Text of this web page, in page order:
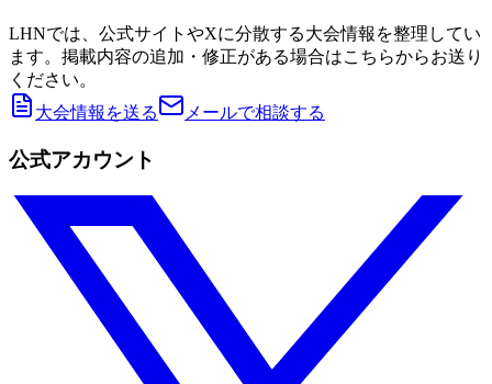
LHNでは、公式サイトやXに分散する大会情報を整理してい
ます。掲載内容の追加・修正がある場合はこちらからお送り
ください。
大会情報を送る
メールで相談する
公式アカウント